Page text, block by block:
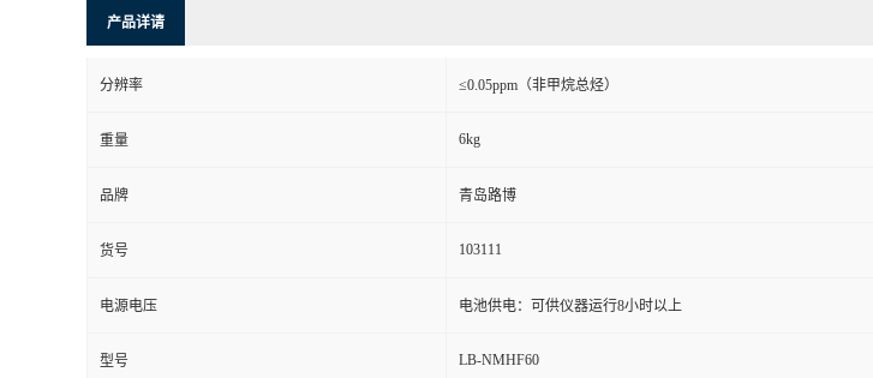
产品详请
分辨率 ≤0.05ppm（非甲烷总烃）
重量 6kg
品牌 青岛路博
货号 103111
电源电压 电池供电：可供仪器运行8小时以上
型号 LB-NMHF60